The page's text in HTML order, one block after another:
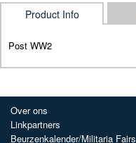
Product Info
Post WW2
Over ons
Linkpartners
Beurzenkalender/Militaria Fairs